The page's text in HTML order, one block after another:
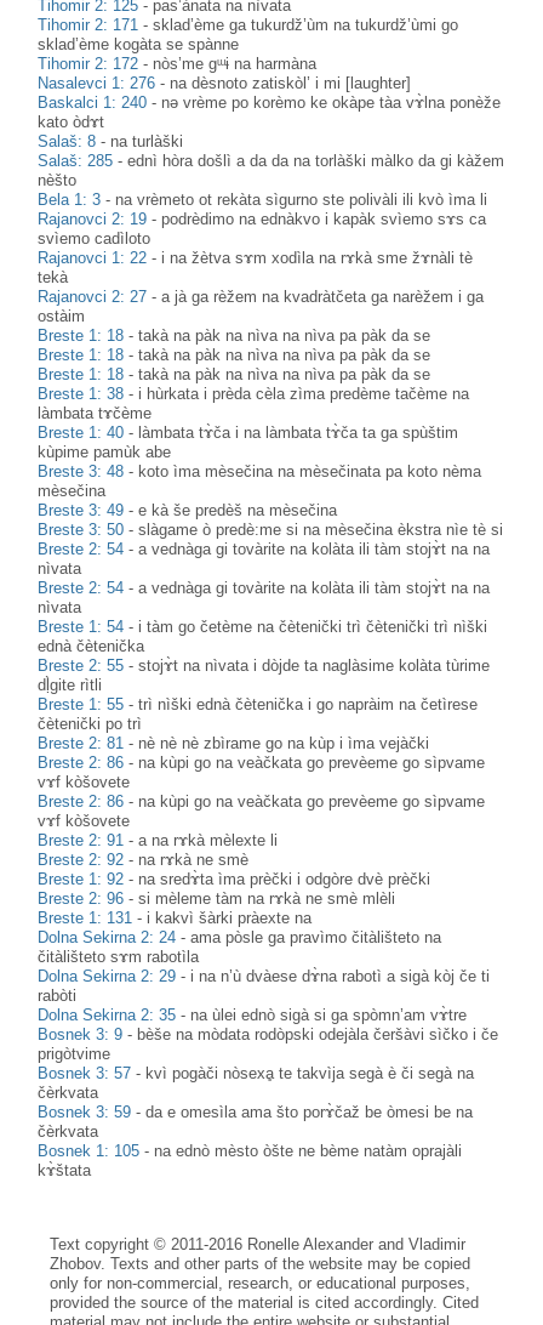
Tihomir 2: 125 -pas’ànata na nìvata
Tihomir 2: 171 -sklad’ème ga tukurdž’ùm na tukurdž’ùmi go
sklad’ème kogàta se spànne
Tihomir 2: 172 - nòs’me gᵚɨ na harmàna
Nasalevci 1: 276 - na dèsnoto zatiskòl’ i mi [laughter]
Baskalci 1: 240 - nә vrème po korèmo ke okàpe tàa vɤ̀lna ponèže
kato òdɤt
Salaš: 8 - na turlàški
Salaš: 285 -ednì hòra došlì a da da na torlàški màlko da gi kàžem
nèšto
Bela 1: 3 - na vrèmeto ot rekàta sìgurno ste polivàli ili kvò ìma li
Rajanovci 2: 19 -podrèdimo na ednàkvo i kapàk svìemo sɤs ca
svìemo cadìloto
Rajanovci 1: 22 - i na žètva sɤm xodìla na rɤkà sme žɤnàli tè
tekà
Rajanovci 2: 27 -a jà ga rèžem na kvadràtčeta ga narèžem i ga
ostàim
Breste 1: 18 -takà na pàk na nìva na nìva pa pàk da se
Breste 1: 18 -takà na pàk na nìva na nìva pa pàk da se
Breste 1: 18 -takà na pàk na nìva na nìva pa pàk da se
Breste 1: 38 - i hùrkata i prèda cèla zìma predème tačème na
làmbata tɤčème
Breste 1: 40 - làmbata tɤ̀ča i na làmbata tɤ̀ča ta gа spùštim
kùpime pamùk abe
Breste 3: 48 - koto ìma mèsečina na mèsečinata pa koto nèma
mèsečina
Breste 3: 49 -e kà še predèš na mèsečina
Breste 3: 50 -slàgame ò predè:me si na mèsečina èkstra nìe tè si
Breste 2: 54 -a vednàga gi tovàrite na kolàta ili tàm stojɤ̀t na na
nìvata
Breste 2: 54 -a vednàga gi tovàrite na kolàta ili tàm stojɤ̀t na na
nìvata
Breste 1: 54 - i tàm go četème na čètenički trì čètenički trì nìški
ednà čètenička
Breste 2: 55 -stojɤ̀t na nìvata i dòjde ta naglàsime kolàta tùrime
dḷ̀gite rìtli
Breste 1: 55 -trì nìški ednà čètenička i go napràim na četìrese
čètenički po trì
Breste 2: 81 - nè nè nè zbìrame go na kùp i ìma vejàčki
Breste 2: 86 - na kùpi go na veàčkata go prevèeme go sìpvame
vɤf kòšovete
Breste 2: 86 - na kùpi go na veàčkata go prevèeme go sìpvame
vɤf kòšovete
Breste 2: 91 -a na rɤkà mèlexte li
Breste 2: 92 - na rɤkà ne smè
Breste 1: 92 - na sredɤ̀ta ìma prèčki i odgòre dvè prèčki
Breste 2: 96 -si mèleme tàm na rɤkà ne smè mlèli
Breste 1: 131 - i kakvì šàrki pràexte na
Dolna Sekirna 2: 24 -ama pòsle ga pravìmo čitàlišteto na
čitàlišteto sɤm rabotìla
Dolna Sekirna 2: 29 - i na n’ù dvàese dɤ̀na rabotì a sigà kòj če ti
rabòti
Dolna Sekirna 2: 35 - na ùlei ednò sigà si ga spòmn’am vɤ̀tre
Bosnek 3: 9 - bèše na mòdata rodòpski odejàla čeršàvi sìčko i če
prigòtvime
Bosnek 3: 57 - kvì pogàči nòsexḁ te takvìja segà è či segà na
čèrkvata
Bosnek 3: 59 -da e omesìla ama što porɤ̀čaž be òmesi be na
čèrkvata
Bosnek 1: 105 - na ednò mèsto òšte ne bème natàm oprajàli
kɤ̀štata
Text copyright © 2011-2016 Ronelle Alexander and Vladimir
Zhobov. Texts and other parts of the website may be copied
only for non-commercial, research, or educational purposes,
provided the source of the material is cited accordingly. Cited